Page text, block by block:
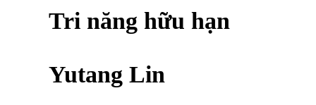
Tri năng hữu hạn
Yutang Lin